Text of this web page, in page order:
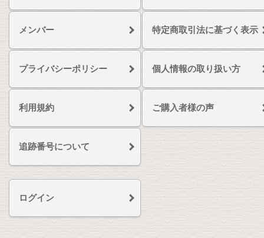
メンバー 特定商取引法に基づく表示
プライバシーポリシー 個人情報の取り扱い方
利用規約 ご購入者様の声
追跡番号について
ログイン